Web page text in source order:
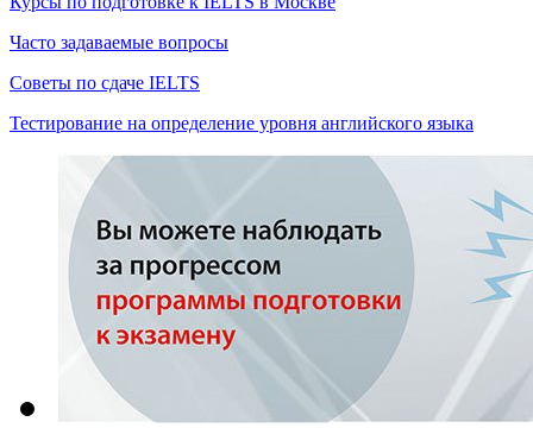
Часто задаваемые вопросы
Советы по сдаче IELTS
Тестирование на определение уровня английского языка